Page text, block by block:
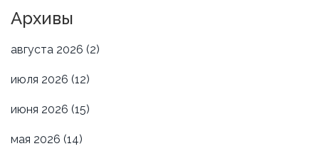
Архивы
августа 2026 (2)
июля 2026 (12)
июня 2026 (15)
мая 2026 (14)